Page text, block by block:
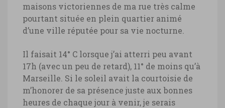
maisons victoriennes de ma rue très calme
pourtant située en plein quartier animé
d’une ville réputée pour sa vie nocturne.
Il faisait 14° C lorsque j’ai atterri peu avant
17h (avec un peu de retard), 11° de moins qu’à
Marseille. Si le soleil avait la courtoisie de
m’honorer de sa présence juste aux bonnes
heures de chaque jour à venir, je serais